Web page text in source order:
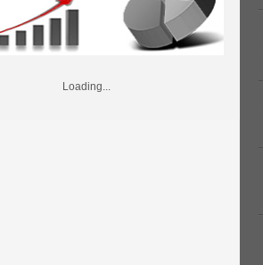
Loading...